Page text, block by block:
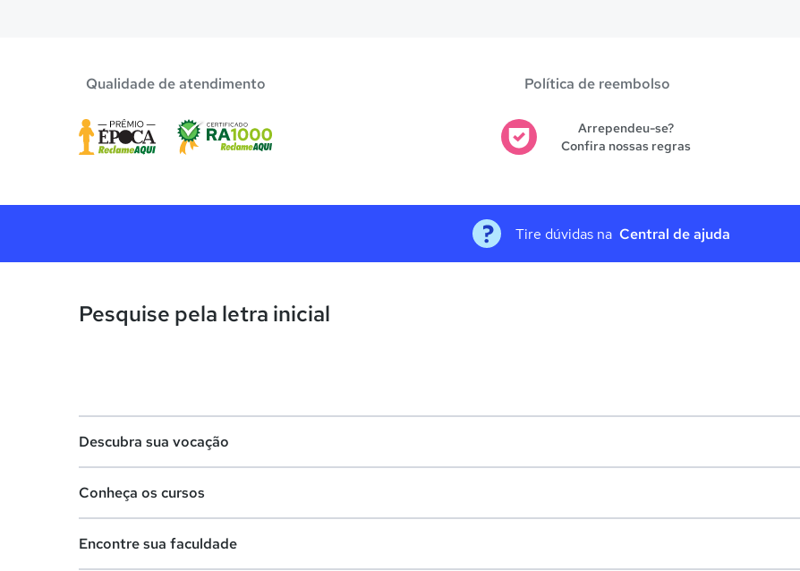
Qualidade de atendimento Política de reembolso
Arrependeu-se?
Confira nossas regras
Tire dúvidas na Central de ajuda
Pesquise pela letra inicial
Descubra sua vocação
Lista de profissões
Conheça os cursos
Encontre sua faculdade